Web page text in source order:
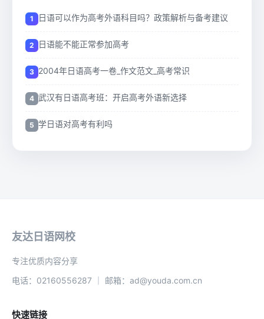
日语可以作为高考外语科目吗？政策解析与备考建议
日语能不能正常参加高考
2004年日语高考一卷_作文范文_高考常识
武汉有日语高考班：开启高考外语新选择
学日语对高考有利吗
友达日语网校
专注优质内容分享
电话：02160556287 ｜ 邮箱：ad@youda.com.cn
快速链接